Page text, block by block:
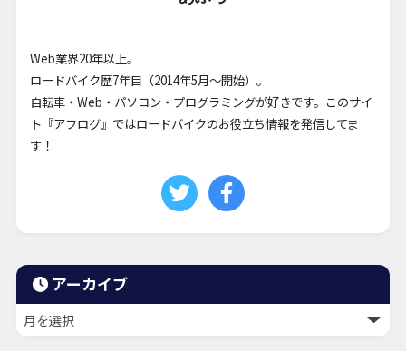
Web業界20年以上。
ロードバイク歴7年目（2014年5月〜開始）。
自転車・Web・パソコン・プログラミングが好きです。このサイ
ト『アフログ』ではロードバイクのお役立ち情報を発信してま
す！
アーカイブ